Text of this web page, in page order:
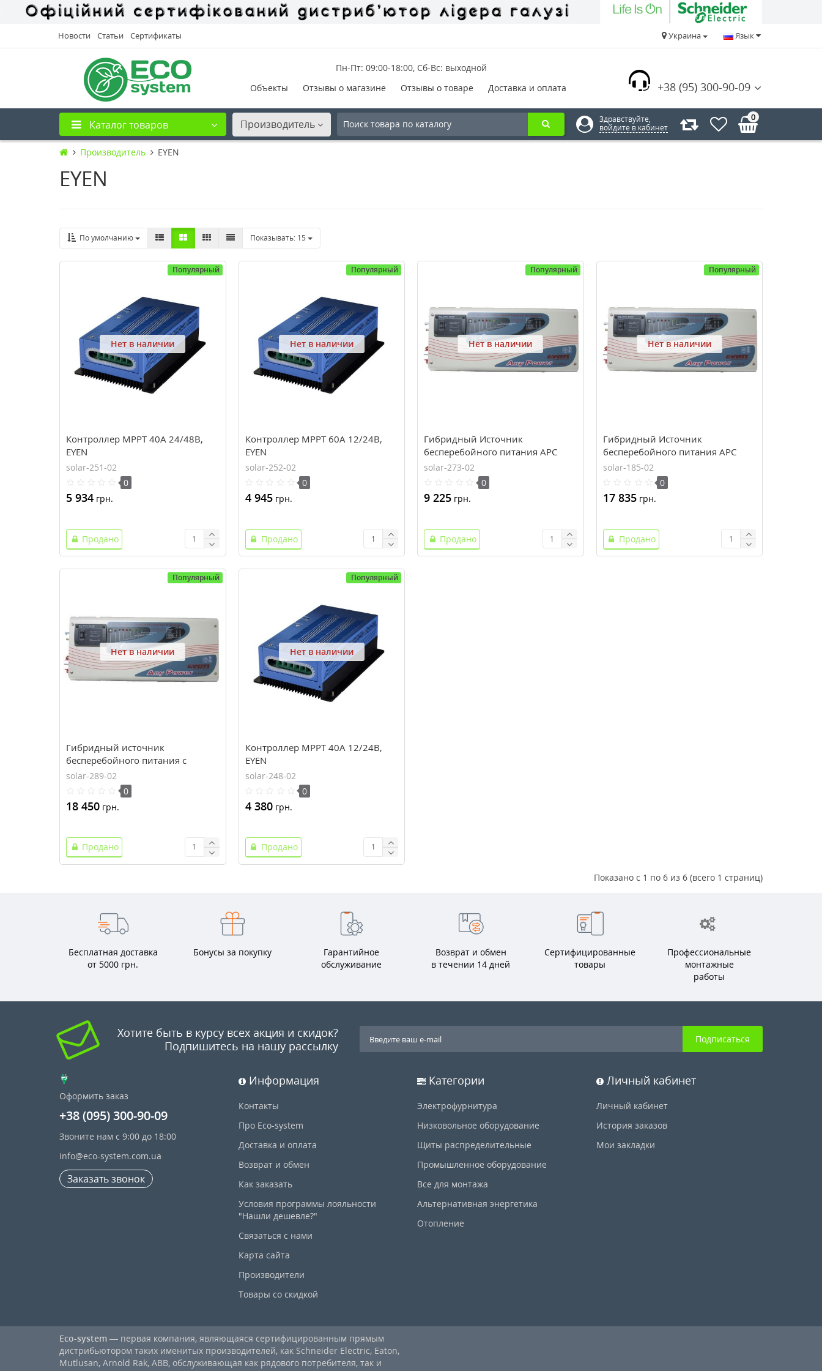
Новости Статьи Сертификаты Язык
Украина
+38 (95) 300-90-09
Пн-Пт: 09:00-18:00, Сб-Вс: выходной
Объекты
Отзывы о магазине Отзывы о товаре Доставка и оплата
Каталог товаров Производитель
Здравствуйте,
войдите в кабинет
0
Производитель EYEN
EYEN
По умолчанию Показывать: 15
Популярный
Нет в наличии
Контроллер MPPT 40А 24/48В,
EYEN
solar-251-02
0
5 934 грн.
Продано
Популярный
Нет в наличии
Контроллер MPPT 60А 12/24В,
EYEN
solar-252-02
0
4 945грн.
Продано
Популярный
Нет в наличии
Гибридный Источник
бесперебойного питания APC
1000, 1000Вт, 12В, EYEN
solar-273-02
0
9 225 грн.
Продано
Популярный
Нет в наличии
Гибридный Источник
бесперебойного питания APC
1500, 1,5кВт, 24В, EYEN
solar-185-02
0
17 835грн.
Продано
Популярный
Нет в наличии
Гибридный источник
бесперебойного питания с
чистой синусоидой с функцией
стабилизатора APS 1500W-24V,
1500Вт, 24В, EYEN
solar-289-02
0
18 450 грн.
Продано
Популярный
Нет в наличии
Контроллер MPPT 40А 12/24В,
EYEN
solar-248-02
0
4 380грн.
Продано
Показано с 1 по 6 из 6 (всего 1 страниц)
Бесплатная доставка
от 5000 грн.
Бонусы за покупку
Гарантийное
обслуживание
Возврат и обмен
в течении 14 дней
Сертифицированные
товары
Профессиональные
монтажные
работы
Хотите быть в курсу всех акция и скидок?
Подпишитесь на нашу рассылку
Подписаться
Оформить заказ
+38 (095) 300-90-09
Звоните нам с 9:00 до 18:00
info@eco-system.com.ua
Заказать звонок
Информация
Контакты
Про Eco-system
Доставка и оплата
Возврат и обмен
Как заказать
Условия программы лояльности
"Нашли дешевле?"
Связаться с нами
Карта сайта
Производители
Товары со скидкой
Категории
Электрофурнитура
Низковольное оборудование
Щиты распределительные
Промышленное оборудование
Все для монтажа
Альтернативная энергетика
Отопление
Личный кабинет
Личный кабинет
История заказов
Мои закладки
Eco-system — первая компания, являющаяся сертифицированным прямым
дистрибьютором таких именитых производителей, как Schneider Electric, Eaton,
Mutlusan, Arnold Rak, ABB, обслуживающая как рядового потребителя, так и